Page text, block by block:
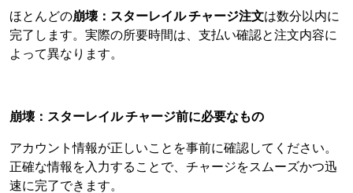
ほとんどの崩壊：スターレイル チャージ注文は数分以内に
完了します。実際の所要時間は、支払い確認と注文内容に
よって異なります。
崩壊：スターレイル チャージ前に必要なもの
アカウント情報が正しいことを事前に確認してください。
正確な情報を入力することで、チャージをスムーズかつ迅
速に完了できます。